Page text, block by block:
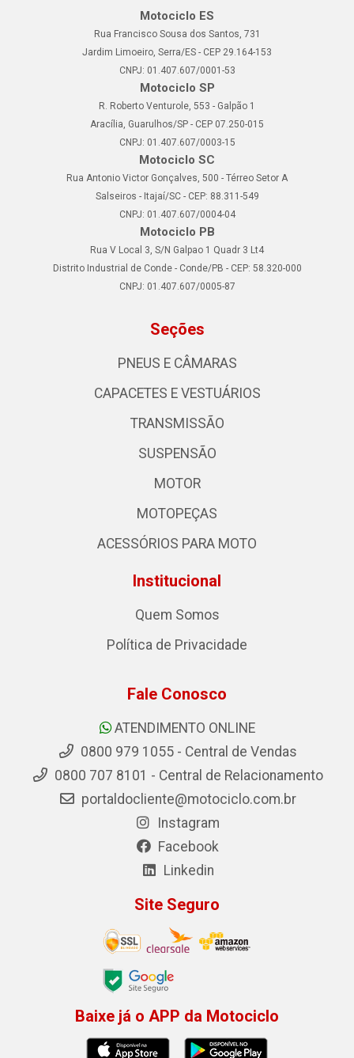
Motociclo ES
Rua Francisco Sousa dos Santos, 731
Jardim Limoeiro, Serra/ES - CEP 29.164-153
CNPJ: 01.407.607/0001-53
Motociclo SP
R. Roberto Venturole, 553 - Galpão 1
Aracília, Guarulhos/SP - CEP 07.250-015
CNPJ: 01.407.607/0003-15
Motociclo SC
Rua Antonio Victor Gonçalves, 500 - Térreo Setor A
Salseiros - Itajaí/SC - CEP: 88.311-549
CNPJ: 01.407.607/0004-04
Motociclo PB
Rua V Local 3, S/N Galpao 1 Quadr 3 Lt4
Distrito Industrial de Conde - Conde/PB - CEP: 58.320-000
CNPJ: 01.407.607/0005-87
Seções
PNEUS E CÂMARAS
CAPACETES E VESTUÁRIOS
TRANSMISSÃO
SUSPENSÃO
MOTOR
MOTOPEÇAS
ACESSÓRIOS PARA MOTO
Institucional
Quem Somos
Política de Privacidade
Fale Conosco
ATENDIMENTO ONLINE
0800 979 1055 - Central de Vendas
0800 707 8101 - Central de Relacionamento
portaldocliente@motociclo.com.br
Instagram
Facebook
Linkedin
Site Seguro
Baixe já o APP da Motociclo